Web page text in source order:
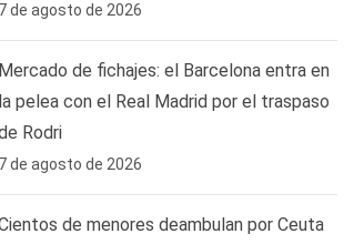
7 de agosto de 2026
Mercado de fichajes: el Barcelona entra en
la pelea con el Real Madrid por el traspaso
Rodri
7 de agosto de 2026
de menores deambulan por Ceuta